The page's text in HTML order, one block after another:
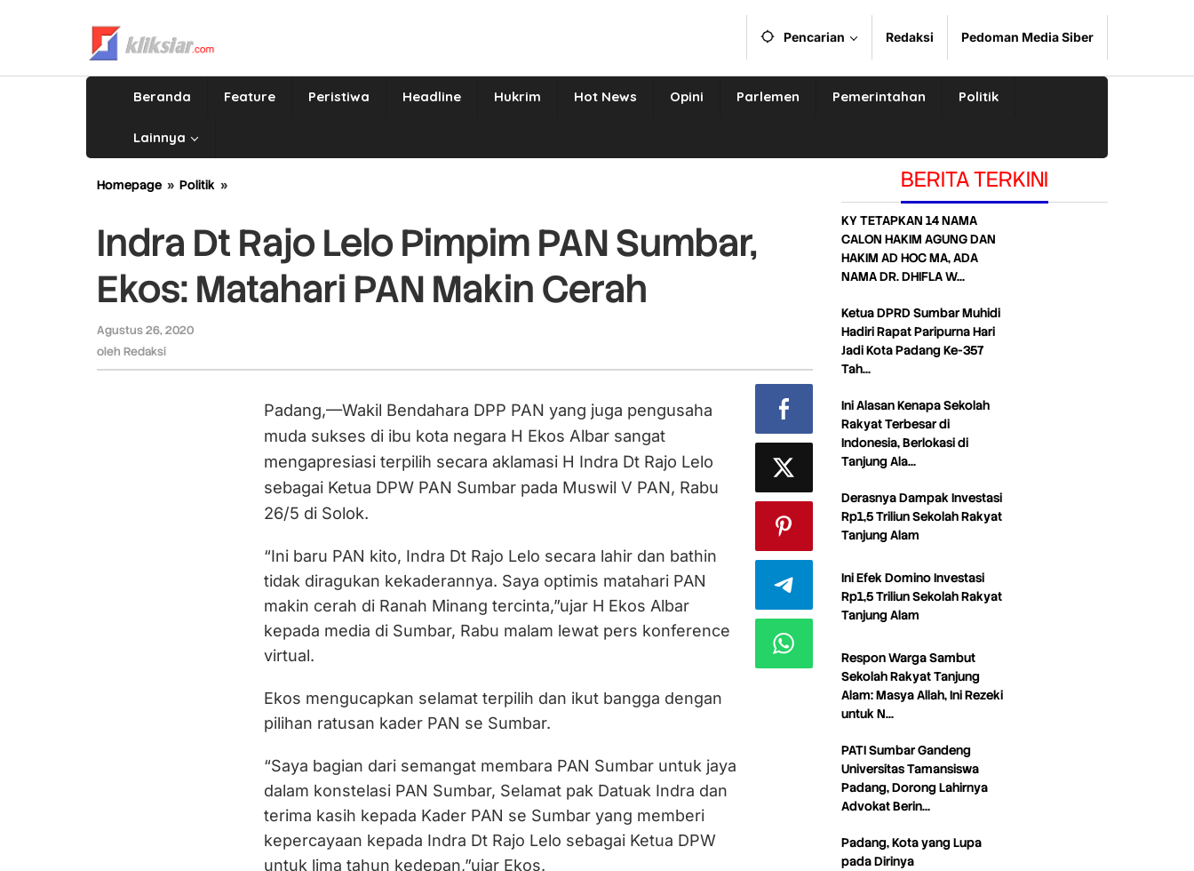
Pencarian Redaksi Pedoman Media Siber
Beranda Feature Peristiwa Headline Hukrim Hot News Opini Parlemen Pemerintahan Politik
Lainnya
Homepage » Politik »
Lelo
Pimpim
PAN
Sumbar,
Makin
Indra Dt Rajo Lelo Pimpim PAN Sumbar,
Ekos: Matahari PAN Makin Cerah
Agustus 26, 2020
oleh Redaksi
Padang,—Wakil Bendahara DPP PAN yang juga pengusaha
muda sukses di ibu kota negara H Ekos Albar sangat
mengapresiasi terpilih secara aklamasi H Indra Dt Rajo Lelo
sebagai Ketua DPW PAN Sumbar pada Muswil V PAN, Rabu
26/5 di Solok.
“Ini baru PAN kito, Indra Dt Rajo Lelo secara lahir dan bathin
tidak diragukan kekaderannya. Saya optimis matahari PAN
makin cerah di Ranah Minang tercinta,”ujar H Ekos Albar
kepada media di Sumbar, Rabu malam lewat pers konference
virtual.
Ekos mengucapkan selamat terpilih dan ikut bangga dengan
pilihan ratusan kader PAN se Sumbar.
“Saya bagian dari semangat membara PAN Sumbar untuk jaya
dalam konstelasi PAN Sumbar, Selamat pak Datuak Indra dan
terima kasih kepada Kader PAN se Sumbar yang memberi
kepercayaan kepada Indra Dt Rajo Lelo sebagai Ketua DPW
untuk lima tahun kedepan,”ujar Ekos.
BERITA TERKINI
KY TETAPKAN 14 NAMA
CALON HAKIM AGUNG DAN
HAKIM AD HOC MA, ADA
NAMA DR. DHIFLA W…
Ketua DPRD Sumbar Muhidi
Hadiri Rapat Paripurna Hari
Jadi Kota Padang Ke-357
Tah…
Ini Alasan Kenapa Sekolah
Rakyat Terbesar di
Indonesia, Berlokasi di
Tanjung Ala…
Derasnya Dampak Investasi
Rp1,5 Triliun Sekolah Rakyat
Tanjung Alam
Ini Efek Domino Investasi
Rp1,5 Triliun Sekolah Rakyat
Tanjung Alam
Respon Warga Sambut
Sekolah Rakyat Tanjung
Alam: Masya Allah, Ini Rezeki
untuk N…
PATI Sumbar Gandeng
Universitas Tamansiswa
Padang, Dorong Lahirnya
Advokat Berin…
Padang, Kota yang Lupa
pada Dirinya